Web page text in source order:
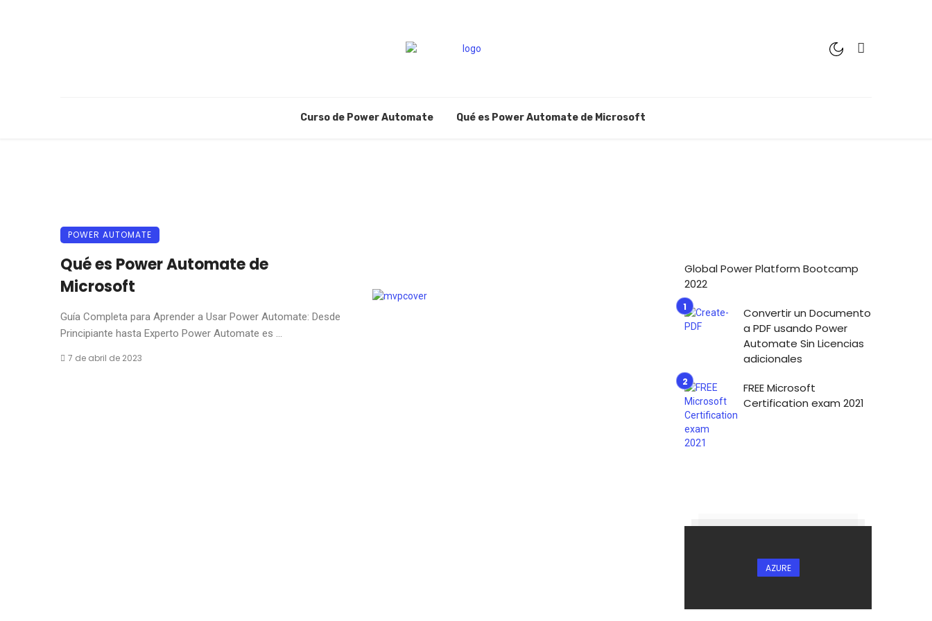
Curso de Power Automate Qué es Power Automate de Microsoft
POWER AUTOMATE
Qué es Power Automate de
Microsoft
Guía Completa para Aprender a Usar Power Automate: Desde
Principiante hasta Experto Power Automate es ...
7 de abril de 2023
Global Power Platform Bootcamp
2022
Convertir un Documento
a PDF usando Power
Automate Sin Licencias
adicionales
FREE Microsoft
Certification exam 2021
AZURE